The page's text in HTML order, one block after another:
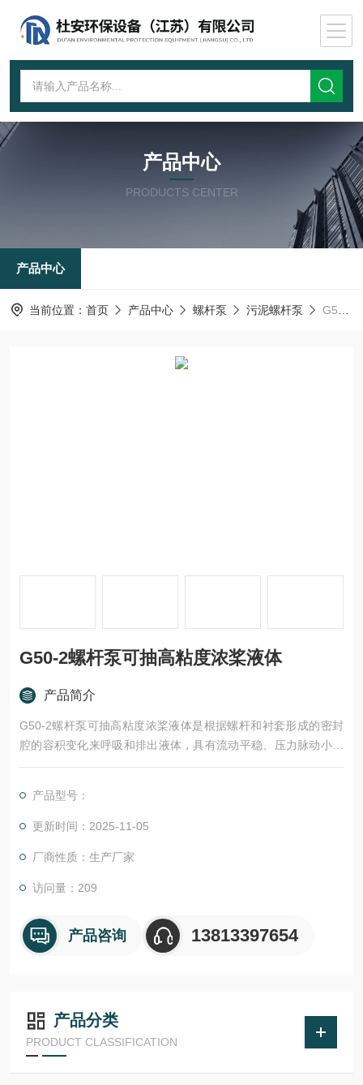
产品中心
PRODUCTS CENTER
产品中心
当前位置： 首页 产品中心 螺杆泵 污泥螺杆泵 G50-2螺杆泵可抽高粘度浓桨液体
G50-2螺杆泵可抽高粘度浓桨液体
产品简介
G50-2螺杆泵可抽高粘度浓桨液体是根据螺杆和衬套形成的密封
腔的容积变化来呼吸和排出液体，具有流动平稳、压力脉动小、
自吸、噪音低、效率高、运行可靠、寿命长等特点。较大的特点
质，广泛应用于食品、化工、医药、石油等行业。
产品型号：
更新时间：2025-11-05
厂商性质：生产厂家
访问量：209
产品咨询 13813397654
产品分类
PRODUCT CLASSIFICATION